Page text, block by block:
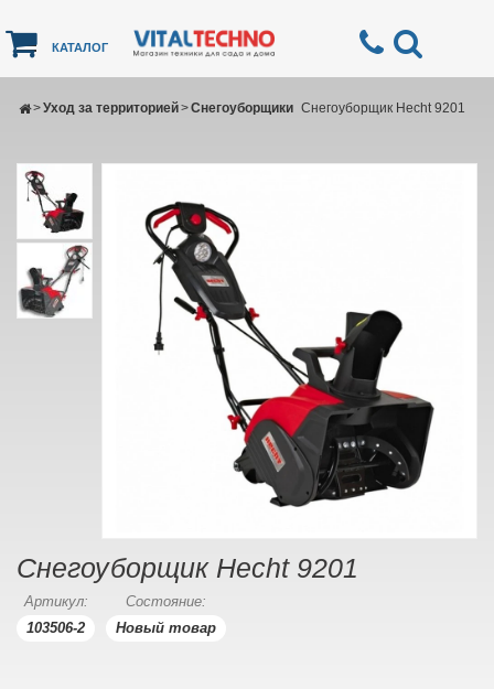
КАТАЛОГ
Уход за территорией
> Снегоуборщики
> Снегоуборщик Hecht 9201
Снегоуборщик Hecht 9201
Артикул:
103506-2
Состояние:
Новый товар